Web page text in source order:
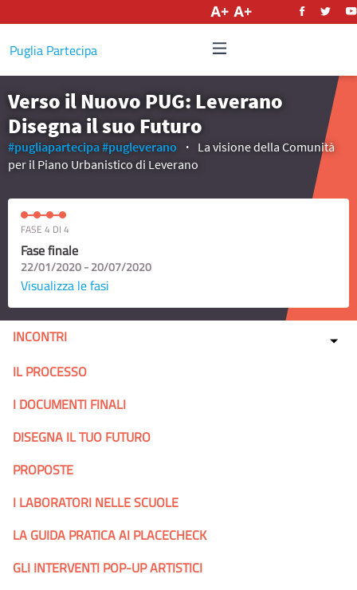
Puglia Partecipa
Verso il Nuovo PUG: Leverano
Disegna il suo Futuro
#pugliapartecipa#pugleverano
La visione della Comunità
per il Piano Urbanistico di Leverano
FASE 4 DI 4
Fase finale
22/01/2020 - 20/07/2020
Visualizza le fasi
INCONTRI
IL PROCESSO
I DOCUMENTI FINALI
DISEGNA IL TUO FUTURO
PROPOSTE
I LABORATORI NELLE SCUOLE
LA GUIDA PRATICA AI PLACECHECK
GLI INTERVENTI POP-UP ARTISTICI